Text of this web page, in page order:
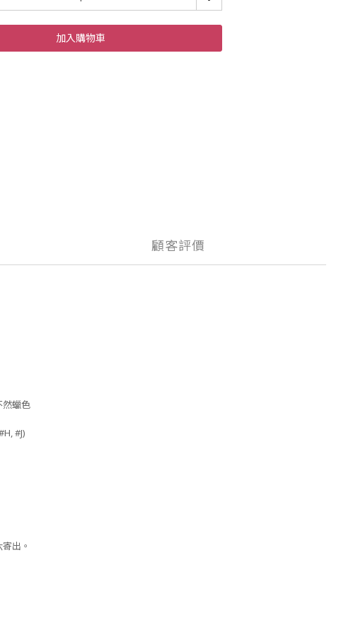
加入購物車
顧客評價
然蠟色
#J)
出。